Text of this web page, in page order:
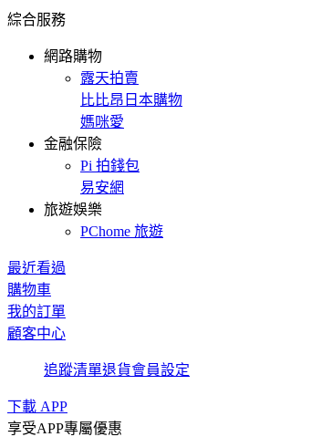
綜合服務
網路購物
露天拍賣
比比昂日本購物
媽咪愛
金融保險
Pi 拍錢包
易安網
旅遊娛樂
PChome 旅遊
最近看過
購物車
我的訂單
顧客中心
追蹤清單退貨會員設定
下載 APP
享受APP專屬優惠